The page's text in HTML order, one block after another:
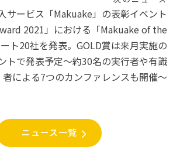
サービス「Makuake」の表彰イベント
2021」における「Makuake of the
ト20社を発表。GOLD賞は来月実施の
トで発表予定〜約30名の実行者や有識
者による7つのカンファレンスも開催〜
ニュース一覧